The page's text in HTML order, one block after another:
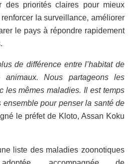
des priorités claires pour mieux
la surveillance, améliorer
le pays à répondre rapidement
de différence entre l’habitat de
animaux. Nous partageons les
les mêmes maladies. Il est temps
ensemble pour penser la santé de
le préfet de Kloto, Assan Koku
liste des maladies zoonotiques